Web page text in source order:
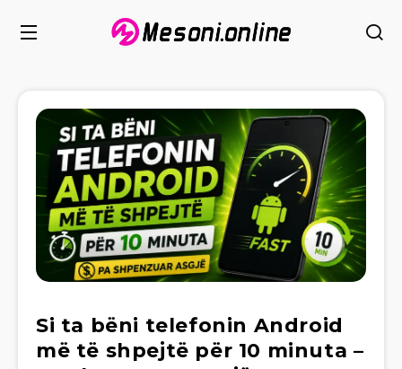
Si ta bëni telefonin Android
më të shpejtë për 10 minuta –